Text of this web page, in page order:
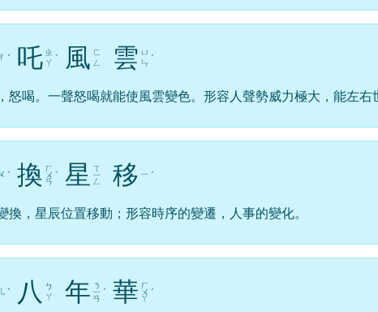
ㄔ ˋ 吒 ㄓ
ㄚ ˋ 風 ㄈ
ㄥ
雲 ㄩ
ㄣ ˊ
怒喝。一聲怒喝就能使風雲變色。形容人聲勢威力極大，能左右
ㄨ ˋ 換 ㄏ
ㄨ
ㄢ
ˋ 星 ㄒ
ㄧ
ㄥ 移 ㄧ ˊ
換，星辰位置移動；形容時序的變遷，人事的變化。
ˋ 八
ㄅ
ㄚ
年 ㄋ
ㄧ
ㄢ
ˊ 華 ㄏ
ㄨ
ㄚ
ˊ